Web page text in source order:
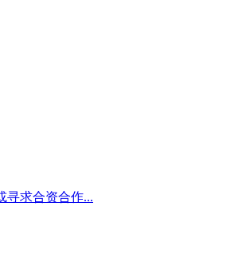
寻求合资合作...